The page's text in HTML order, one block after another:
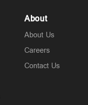
About
About Us
Careers
Contact Us